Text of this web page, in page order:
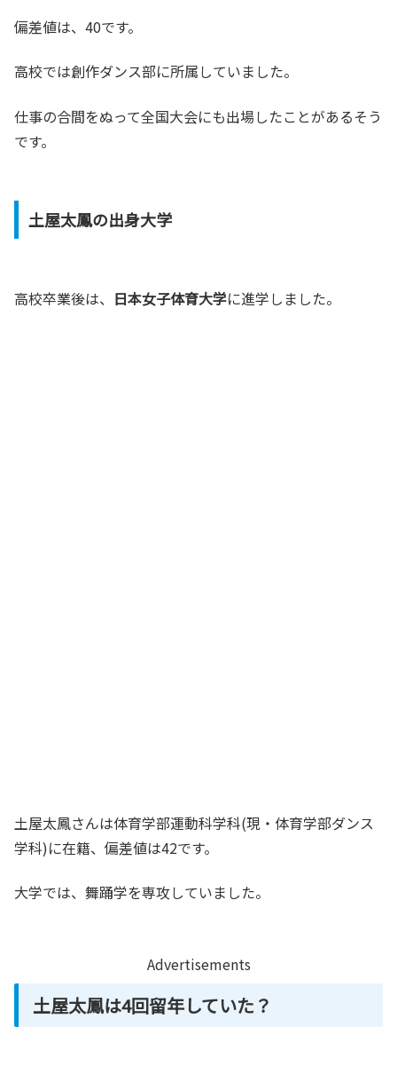
偏差値は、40です。
高校では創作ダンス部に所属していました。
仕事の合間をぬって全国大会にも出場したことがあるそう
です。
土屋太鳳の出身大学
高校卒業後は、 日本女子体育大学に進学しました。
土屋太鳳さんは体育学部運動科学科(現・体育学部ダンス
学科)に在籍、偏差値は42です。
大学では、舞踊学を専攻していました。
Advertisements
土屋太鳳は4回留年していた？